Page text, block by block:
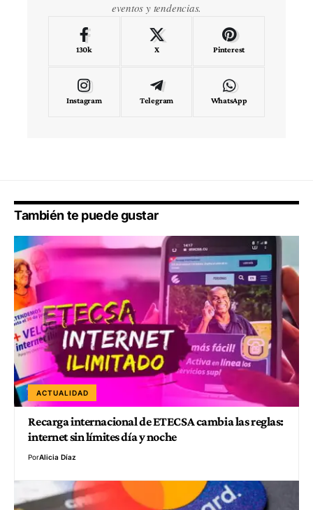
eventos y tendencias.
130k X Pinterest
Instagram Telegram WhatsApp
También te puede gustar
ACTUALIDAD
Recarga internacional de ETECSA cambia las reglas:
internet sin límites día y noche
PorAlicia Díaz